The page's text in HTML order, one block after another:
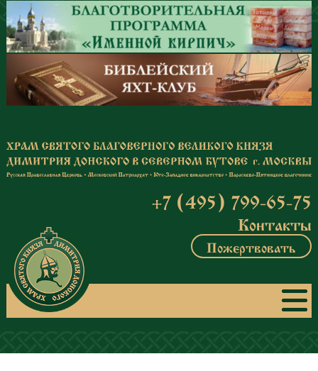
Перейти к основному содержанию
+7 (495) 799-65-75
Контакты
Пожертвовать